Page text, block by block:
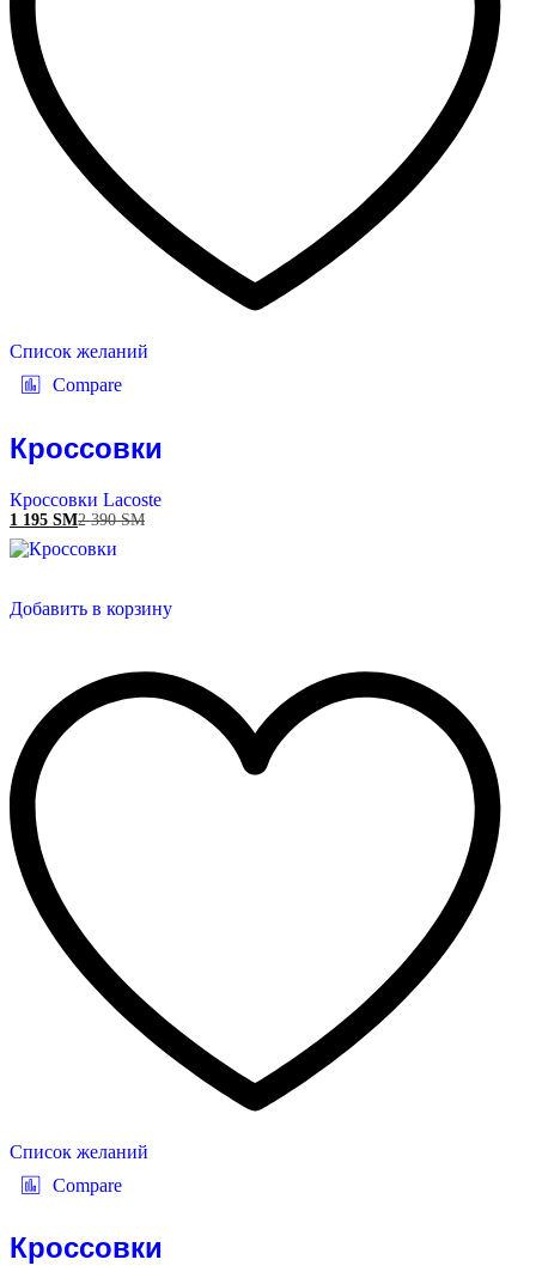
Список желаний
Compare
Кроссовки
Кроссовки Lacoste
1 195 ЅМ2 390ЅМ
Добавить в корзину
Список желаний
Compare
Кроссовки